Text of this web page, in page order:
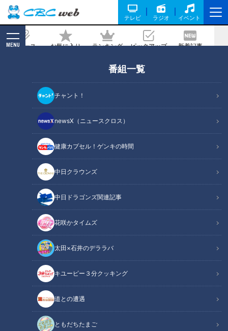
テレビ ラジオ イベント
ニュース お気に入り ランキング ピックアップ 新着記事
MENU
番組一覧
チャント！
newsX（ニュースクロス）
健康カプセル！ゲンキの時間
中日クラウンズ
中日ドラゴンズ関連記事
花咲かタイムズ
太田×石井のデララバ
キユーピー３分クッキング
道との遭遇
ともだちたまご
実力でつかんだ一軍デビューと仁村徹二
軍監督の信念
記事に戻る
CBCテレビ野球中継「燃えよドラゴンズ」より土田龍空選手(C)CBCテ